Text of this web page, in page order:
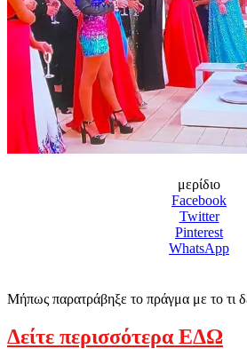
μερίδιο
Facebook
Twitter
Pinterest
WhatsApp
Μήπως παρατράβηξε το πράγμα με το τι
Δείτε περισσότερα ΕΔΩ